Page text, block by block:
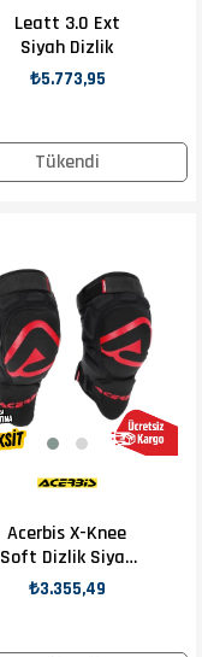
Tükendi
Leatt 3.0 Ext
Siyah Dizlik
₺5.773,95
Acerbis X-Knee
Soft Dizlik Siyah
Kırmızı
₺3.355,49